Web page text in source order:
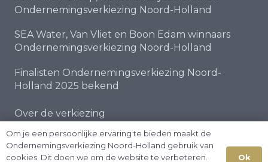
Ondernemingsverkiezing Noord-Holland
SEA Water, Van Vliet en Boon Edam winnaars
Ondernemingsverkiezing Noord-Holland
Finalisten Ondernemingsverkiezing Noord-
Holland 2025 bekend
Over de verkiezing
Privacy Policy
Disclaimer
Om je een persoonlijke ervaring te bieden maakt de
Ondernemingsverkiezing Noord-Holland gebruik van
cookies. Dit doen we om de website te verbeteren.
Ok